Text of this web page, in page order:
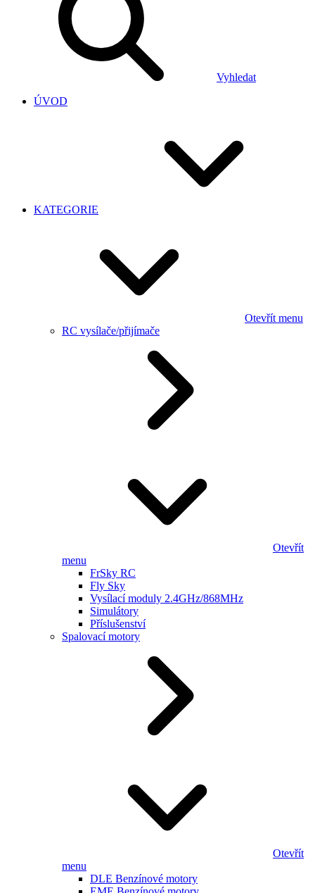
Vyhledat
ÚVOD
KATEGORIE
Otevřít menu
RC vysílače/přijímače
Otevřít
menu
FrSky RC
Fly Sky
Vysílací moduly 2.4GHz/868MHz
Simulátory
Příslušenství
Spalovací motory
Otevřít
menu
DLE Benzínové motory